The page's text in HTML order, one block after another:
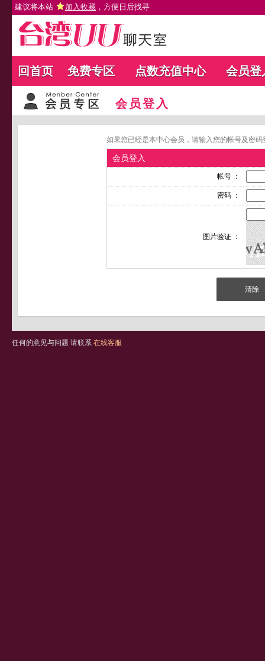
建议将本站 加入收藏 ，方便日后找寻
回首页 免费专区 点数充值中心 会员登
会员登入
如果您已经是本中心会员，请输入您的帐号及密
会员登入
帐号 ：
密码 ：
图片验证 ：
任何的意见与问题 请联系 在线客服